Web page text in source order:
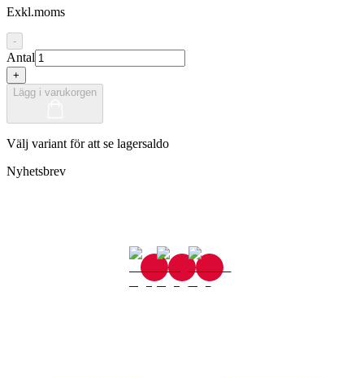
Exkl.moms
-
Antal
+
Lägg i varukorgen
Välj variant för att se lagersaldo
Nyhetsbrev